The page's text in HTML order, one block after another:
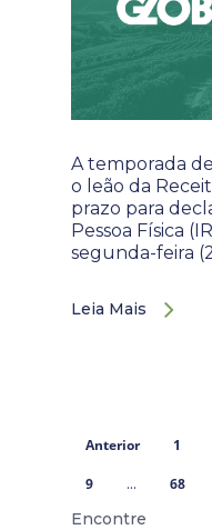
A temporada
o leão da
prazo para
Pessoa Física
segunda-feira
Leia Mais
Anterior 1
9 … 68
Encontre